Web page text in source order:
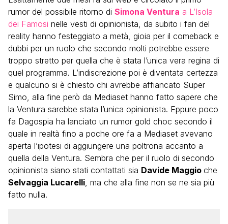
rumor del possibile ritorno di Simona Ventura a L’Isola
dei Famosi nelle vesti di opinionista, da subito i fan del
reality hanno festeggiato a metà, gioia per il comeback e
dubbi per un ruolo che secondo molti potrebbe essere
troppo stretto per quella che è stata l’unica vera regina di
quel programma. L’indiscrezione poi è diventata certezza
e qualcuno si è chiesto chi avrebbe affiancato Super
Simo, alla fine però da Mediaset hanno fatto sapere che
la Ventura sarebbe stata l’unica opinionista. Eppure poco
fa Dagospia ha lanciato un rumor gold choc secondo il
quale in realtà fino a poche ore fa a Mediaset avevano
aperta l’ipotesi di aggiungere una poltrona accanto a
quella della Ventura. Sembra che per il ruolo di secondo
opinionista siano stati contattati sia Davide Maggio che
Selvaggia Lucarelli, ma che alla fine non se ne sia più
fatto nulla.